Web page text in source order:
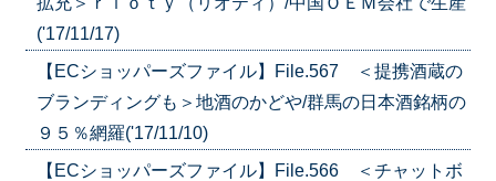
('17/11/17)
【ECショッパーズファイル】File.567 ＜提携酒蔵の
ブランディングも＞地酒のかどや/群馬の日本酒銘柄の
９５％網羅('17/11/10)
【ECショッパーズファイル】File.566 ＜チャットボ